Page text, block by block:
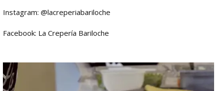
Instagram: @lacreperiabariloche
Facebook: La Crepería Bariloche